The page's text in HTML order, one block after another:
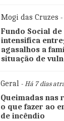
Mogi das Cruzes -
Fundo Social
intensifica
agasalhos a
situação de
Geral - Há 7 dias
Queimadas nas
o que fazer ao
de incêndio